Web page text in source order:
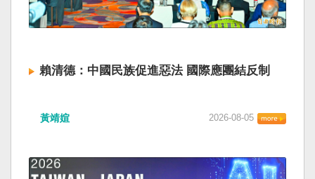
賴清德：中國民族促進惡法 國際應團結反制
黃靖媗 2026-08-05